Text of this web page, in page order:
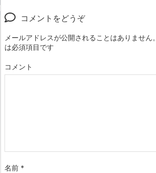
コメントをどうぞ
メールアドレスが公開されることはありません。
は必須項目です
コメント
名前 *